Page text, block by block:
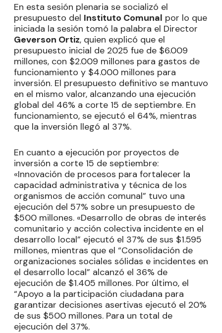
En esta sesión plenaria se socializó el
presupuesto del Instituto Comunal por lo que
iniciada la sesión tomó la palabra el Director
Geverson Ortiz, quien explicó que el
presupuesto inicial de 2025 fue de $6.009
millones, con $2.009 millones para gastos de
funcionamiento y $4.000 millones para
inversión. El presupuesto definitivo se mantuvo
en el mismo valor, alcanzando una ejecución
global del 46% a corte 15 de septiembre. En
funcionamiento, se ejecutó el 64%, mientras
que la inversión llegó al 37%.
En cuanto a ejecución por proyectos de
inversión a corte 15 de septiembre:
«Innovación de procesos para fortalecer la
capacidad administrativa y técnica de los
organismos de acción comunal” tuvo una
ejecución del 57% sobre un presupuesto de
$500 millones. «Desarrollo de obras de interés
comunitario y acción colectiva incidente en el
desarrollo local” ejecutó el 37% de sus $1.595
millones, mientras que el “Consolidación de
organizaciones sociales sólidas e incidentes en
el desarrollo local” alcanzó el 36% de
ejecución de $1.405 millones. Por último, el
“Apoyo a la participación ciudadana para
garantizar decisiones asertivas ejecutó el 20%
de sus $500 millones. Para un total de
ejecución del 37%.